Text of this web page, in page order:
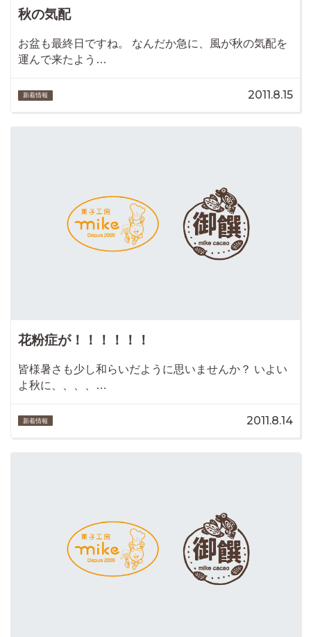
秋の気配
お盆も最終日ですね。 なんだか急に、風が秋の気配を
運んで来たよう…
新着情報 2011.8.15
花粉症が！！！！！！
皆様暑さも少し和らいだように思いませんか？ いよい
よ秋に、、、、…
新着情報 2011.8.14